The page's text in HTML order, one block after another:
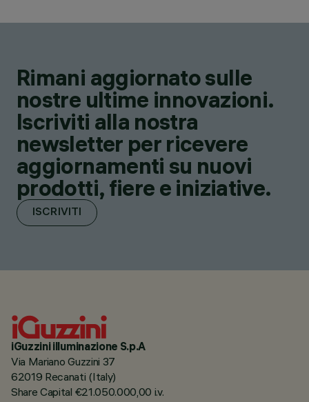
Rimani aggiornato sulle
nostre ultime innovazioni.
Iscriviti alla nostra
newsletter per ricevere
aggiornamenti su nuovi
prodotti, fiere e iniziative.
ISCRIVITI
iGuzzini illuminazione S.p.A
Via Mariano Guzzini 37
62019 Recanati (Italy)
Share Capital €21.050.000,00 i.v.